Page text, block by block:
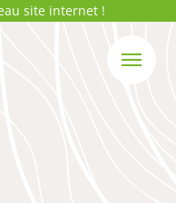
site internet !